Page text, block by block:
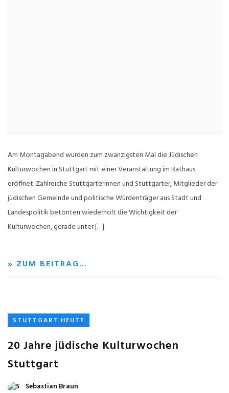
Am Montagabend wurden zum zwanzigsten Mal die Jüdischen
Kulturwochen in Stuttgart mit einer Veranstaltung im Rathaus
eröffnet. Zahlreiche Stuttgarterinnen und Stuttgarter, Mitglieder der
jüdischen Gemeinde und politische Würdenträger aus Stadt und
Landespolitik betonten wiederholt die Wichtigkeit der
Kulturwochen, gerade unter […]
» ZUM BEITRAG…
STUTTGART HEUTE
20 Jahre jüdische Kulturwochen
Stuttgart
Sebastian Braun